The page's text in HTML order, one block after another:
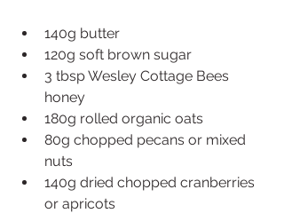
140g butter
120g soft brown sugar
3 tbsp Wesley Cottage Bees
honey
180g rolled organic oats
80g chopped pecans or mixed
nuts
140g dried chopped cranberries
or apricots